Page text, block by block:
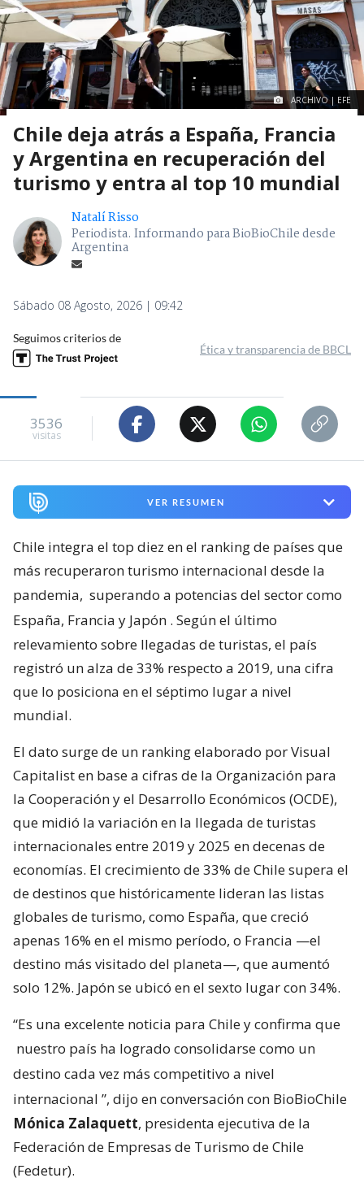
ARCHIVO | EFE
Chile deja atrás a España, Francia
y Argentina en recuperación del
turismo y entra al top 10 mundial
Natalí Risso
Periodista. Informando para BioBioChile desde
Argentina
Sábado 08 Agosto, 2026 | 09:42
Seguimos criterios de
Ética y transparencia de BBCL
3536
visitas
VER RESUMEN
Chile integra el top diez en el ranking de países que
más recuperaron turismo internacional desde la
pandemia, superando a potencias del sector como
España, Francia y Japón . Según el último
relevamiento sobre llegadas de turistas, el país
registró un alza de 33% respecto a 2019, una cifra
que lo posiciona en el séptimo lugar a nivel
mundial.
El dato surge de un ranking elaborado por Visual
Capitalist en base a cifras de la Organización para
la Cooperación y el Desarrollo Económicos (OCDE),
que midió la variación en la llegada de turistas
internacionales entre 2019 y 2025 en decenas de
economías. El crecimiento de 33% de Chile supera el
de destinos que históricamente lideran las listas
globales de turismo, como España, que creció
apenas 16% en el mismo período, o Francia —el
destino más visitado del planeta—, que aumentó
solo 12%. Japón se ubicó en el sexto lugar con 34%.
“Es una excelente noticia para Chile y confirma que
nuestro país ha logrado consolidarse como un
destino cada vez más competitivo a nivel
internacional ”, dijo en conversación con BioBioChile
Mónica Zalaquett, presidenta ejecutiva de la
Federación de Empresas de Turismo de Chile
(Fedetur).